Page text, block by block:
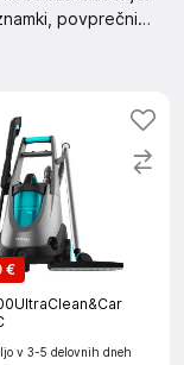
povprečni
€
v 3-5 delovnih dneh